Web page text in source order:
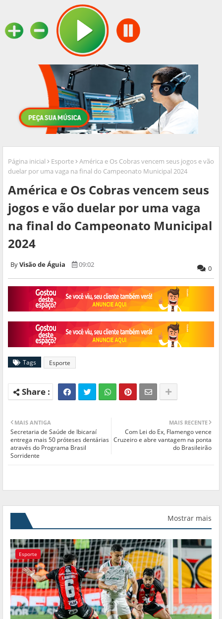
Página inicial Esporte
América e Os Cobras vencem seus jogos e vão
duelar por uma vaga na final do Campeonato Municipal 2024
América e Os Cobras vencem seus
jogos e vão duelar por uma vaga
na final do Campeonato Municipal
2024
Visão de Águia 09:02 0
Tags Esporte
MAIS RECENTE
Com Lei do Ex, Flamengo vence
Cruzeiro e abre vantagem na ponta
do Brasileirão
MAIS ANTIGA
Secretaria de Saúde de Ibicaraí
entrega mais 50 próteses dentárias
através do Programa Brasil
Sorridente
Mostrar mais
Esporte